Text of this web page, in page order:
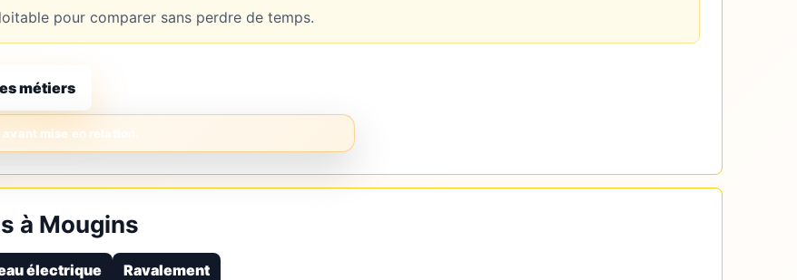
pour comparer sans perdre de temps.
métiers
à Mougins
électrique Ravalement